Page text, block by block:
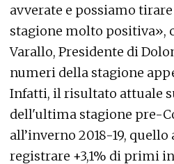
avverate e possiamo
stagione molto positiva»,
Varallo, Presidente di
numeri della stagione
Infatti, il risultato attuale
dell'ultima stagione pre-
all’inverno 2018-19,
registrare +3,1% di primi